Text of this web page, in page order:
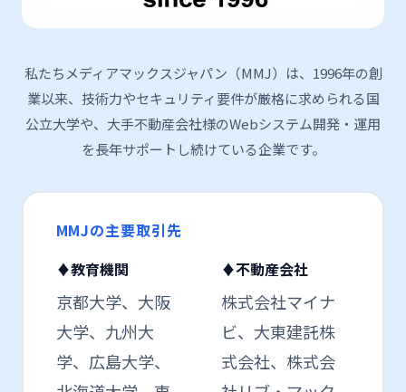
私たちメディアマックスジャパン（MMJ）は、1996年の創
業以来、技術力やセキュリティ要件が厳格に求められる国
公立大学や、大手不動産会社様のWebシステム開発・運用
を長年サポートし続けている企業です。
MMJの主要取引先
♦教育機関
京都大学、大阪
大学、九州大
学、広島大学、
♦不動産会社
株式会社マイナ
ビ、大東建託株
式会社、株式会